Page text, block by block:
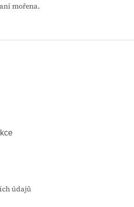
mořena.
údajů